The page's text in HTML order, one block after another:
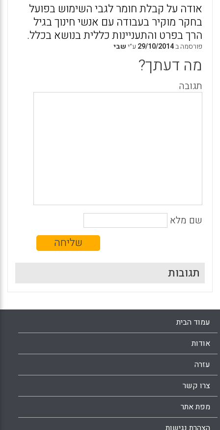
אודה על קבלת חומר לגבי השימוש בפועל
בחקר מוקיר בעבודה עם אנשי חינוך בגיל
הרך בפרט והתעניינות כללית בנושא בכלל.
פורסמה ב29/10/2014 ע״ישבי
מה דעתך?
תגובה
שם מלא
תגובות
עמוד הבית
אודות
עזרה
צרו קשר
מפת אתר